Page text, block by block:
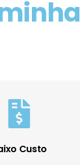
Custo